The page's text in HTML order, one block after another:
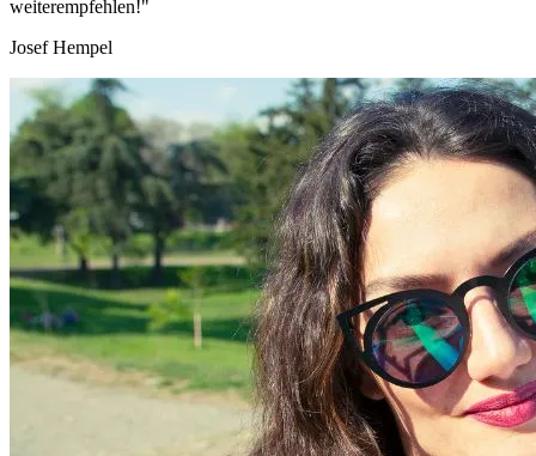
weiterempfehlen!"
Josef Hempel